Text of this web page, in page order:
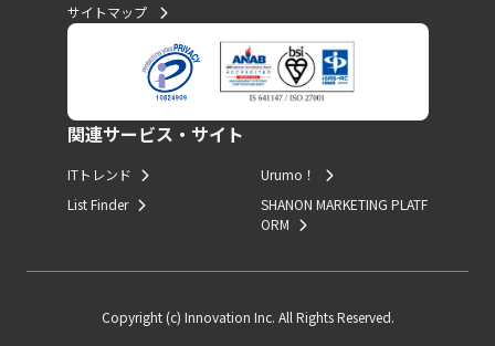
サイトマップ
関連サービス・サイト
ITトレンド
List Finder
Urumo！
SHANON MARKETING PLATF
ORM
Copyright (c) Innovation Inc. All Rights Reserved.